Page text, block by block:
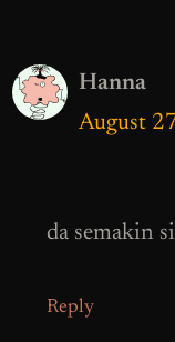
Hanna
August
da semakin
Reply